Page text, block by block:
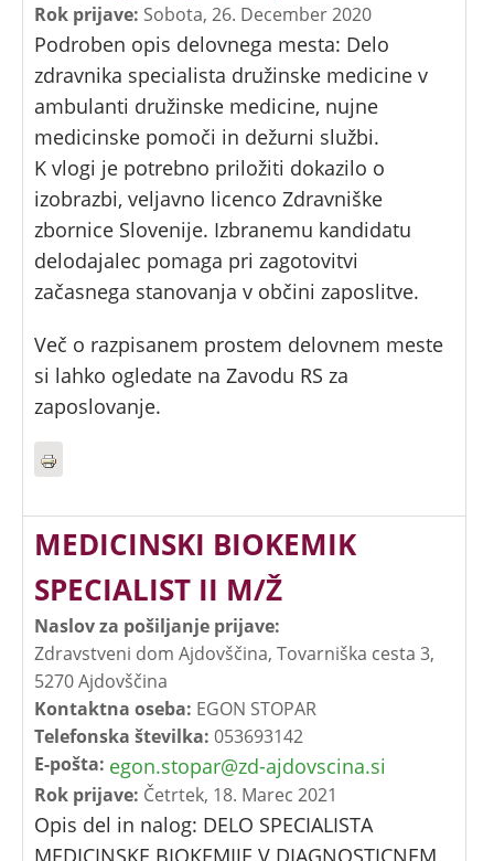
Rok prijave: Sobota, 26. December 2020
Podroben opis delovnega mesta: Delo
zdravnika specialista družinske medicine v
ambulanti družinske medicine, nujne
medicinske pomoči in dežurni službi.
K vlogi je potrebno priložiti dokazilo o
izobrazbi, veljavno licenco Zdravniške
zbornice Slovenije. Izbranemu kandidatu
delodajalec pomaga pri zagotovitvi
začasnega stanovanja v občini zaposlitve.
Več o razpisanem prostem delovnem meste
si lahko ogledate na Zavodu RS za
zaposlovanje.
MEDICINSKI BIOKEMIK
SPECIALIST II M/Ž
Naslov za pošiljanje prijave:
Zdravstveni dom Ajdovščina, Tovarniška cesta 3,
5270 Ajdovščina
Kontaktna oseba: EGON STOPAR
Telefonska številka: 053693142
E-pošta: egon.stopar@zd-ajdovscina.si
Rok prijave: Četrtek, 18. Marec 2021
Opis del in nalog: DELO SPECIALISTA
MEDICINSKE BIOKEMIJE V DIAGNOSTICNEM